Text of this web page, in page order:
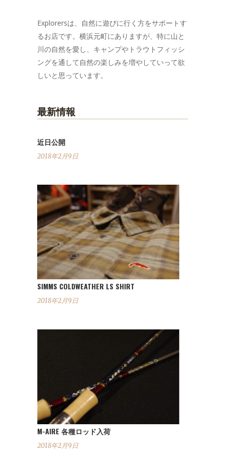
Explorersは、自然に遊びに行く方をサポートす
るお店です。横浜元町にありますが、特に山と
川の自然を愛し、キャンプやトラウトフィッシ
ングを通して自然の楽しみを増やしていって欲
しいと思っています。
最新情報
近日公開
2018年2月9日
SIMMS COLDWEATHER LS SHIRT
2018年2月9日
M-AIRE 各種ロッド入荷
2018年2月9日